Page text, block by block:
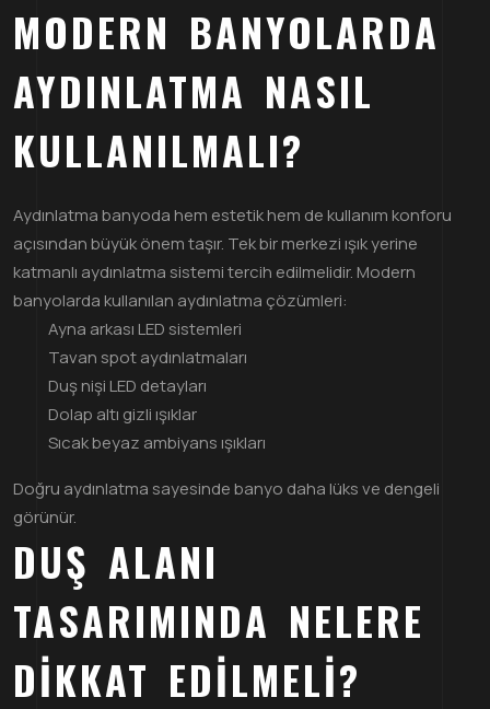
MODERN BANYOLARDA
AYDINLATMA NASIL
KULLANILMALI?
Aydınlatma banyoda hem estetik hem de kullanım konforu
açısından büyük önem taşır. Tek bir merkezi ışık yerine
katmanlı aydınlatma sistemi tercih edilmelidir. Modern
banyolarda kullanılan aydınlatma çözümleri:
Ayna arkası LED sistemleri
Tavan spot aydınlatmaları
Duş nişi LED detayları
Dolap altı gizli ışıklar
Sıcak beyaz ambiyans ışıkları
Doğru aydınlatma sayesinde banyo daha lüks ve dengeli
görünür.
DUŞ ALANI
TASARIMINDA NELERE
DIKKAT EDILMELI?